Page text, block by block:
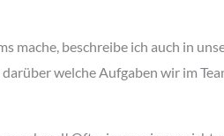
mache, beschreibe ich auch in
welche Aufgaben wir im